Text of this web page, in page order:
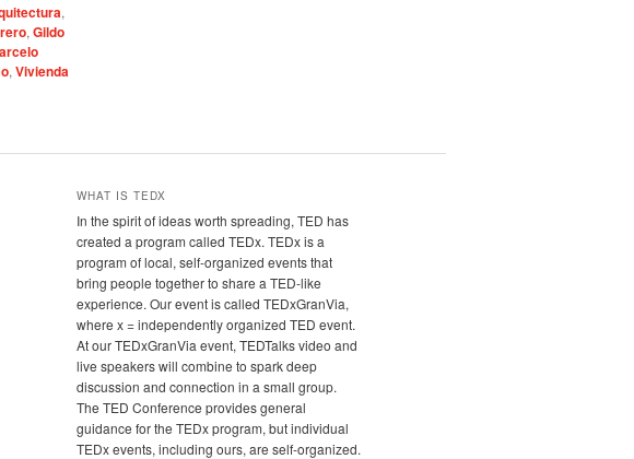
,
, Gildo
, Vivienda
WHAT IS TEDX
In the spirit of ideas worth spreading, TED has
created a program called TEDx. TEDx is a
program of local, self-organized events that
bring people together to share a TED-like
experience. Our event is called TEDxGranVia,
where x = independently organized TED event.
At our TEDxGranVia event, TEDTalks video and
live speakers will combine to spark deep
discussion and connection in a small group.
The TED Conference provides general
guidance for the TEDx program, but individual
TEDx events, including ours, are self-organized.